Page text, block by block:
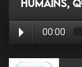
humains,
00:00